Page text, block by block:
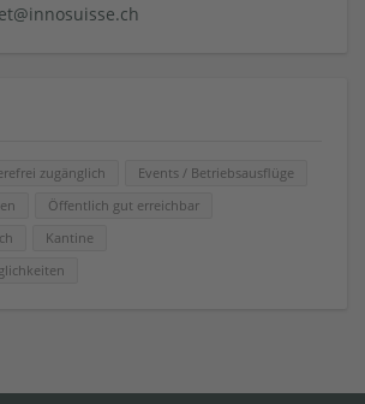
zugänglich
Events / Betriebsausflüge
Öffentlich gut erreichbar
Kantine